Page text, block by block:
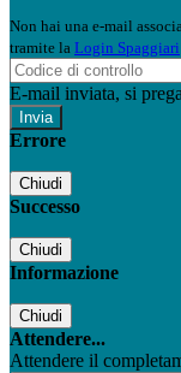
Non hai una e-mail
tramite la Login Spaggiari
E-mail inviata, si
Errore
Chiudi
Successo
Chiudi
Informazione
Chiudi
Attendere...
Attendere il